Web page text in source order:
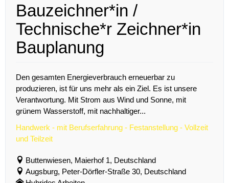
Bauzeichner*in /
Technische*r Zeichner*in
Bauplanung
Den gesamten Energieverbrauch erneuerbar zu
produzieren, ist für uns mehr als ein Ziel. Es ist unsere
Verantwortung. Mit Strom aus Wind und Sonne, mit
grünem Wasserstoff, mit nachhaltiger...
Handwerk - mit Berufserfahrung - Festanstellung - Vollzeit
und Teilzeit
Buttenwiesen, Maierhof 1, Deutschland
Augsburg, Peter-Dörfler-Straße 30, Deutschland